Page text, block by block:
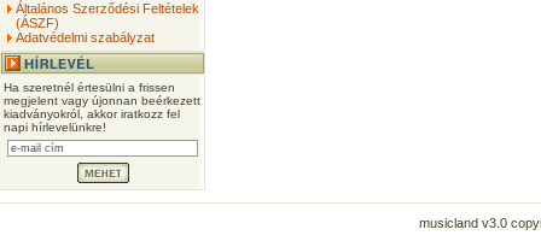
Általános Szerződési Feltételek
(ÁSZF)
Adatvédelmi szabályzat
Ha szeretnél értesülni a frissen
megjelent vagy újonnan beérkezett
kiadványokról, akkor iratkozz fel
napi hírlevelünkre!
musicland v3.0